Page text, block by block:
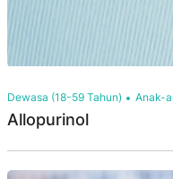
Dewasa (18-59 Tahun) Anak-
Allopurinol